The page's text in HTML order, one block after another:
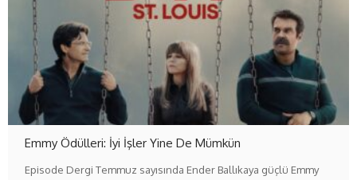
Emmy Ödülleri: İyi İşler Yine De Mümkün
Episode Dergi Temmuz sayısında Ender Ballıkaya güçlü Emmy